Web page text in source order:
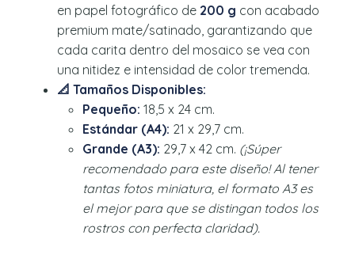
en papel fotográfico de 200 g con acabado
premium mate/satinado, garantizando que
cada carita dentro del mosaico se vea con
una nitidez e intensidad de color tremenda.
📐 Tamaños Disponibles:
Pequeño: 18,5 x 24 cm.
Estándar (A4): 21 x 29,7 cm.
Grande (A3): 29,7 x 42 cm. (¡Súper
recomendado para este diseño! Al tener
tantas fotos miniatura, el formato A3 es
el mejor para que se distingan todos los
rostros con perfecta claridad).